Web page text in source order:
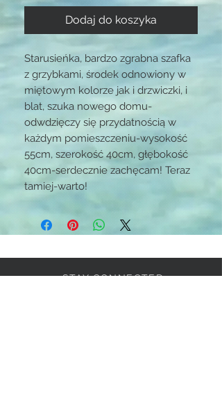
Dodaj do koszyka
Starusieńka, bardzo zgrabna szafka
z grzybkami, środek odnowiony w
miętowym kolorze jak i drzwiczki, i
blat, szuka nowego domu-
odwdzięczy się przydatnością w
każdym pomieszczeniu-wysokość
55cm, szerokość 40cm, głębokość
40cm-serdecznie zachęcam! Teraz
tamiej-warto!
STAY CONNECTED